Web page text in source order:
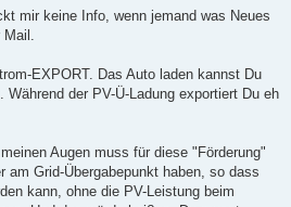
mir keine Info, wenn jemand was Neues
Mail.
EXPORT. Das Auto laden kannst Du
der PV-Ü-Ladung exportiert Du eh
Augen muss für diese "Förderung"
am Grid-Übergabepunkt haben, so dass
kann, ohne die PV-Leistung beim